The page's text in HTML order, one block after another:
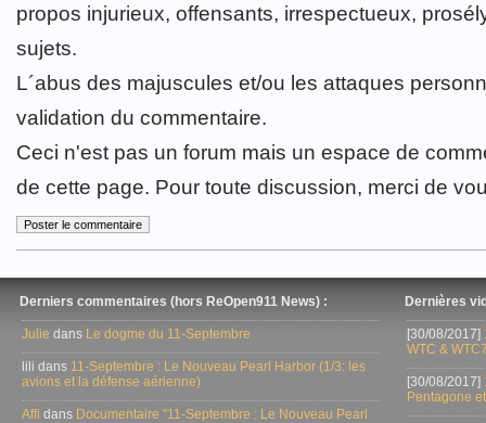
propos injurieux, offensants, irrespectueux,
sujets.
L´abus des majuscules et/ou les attaques
validation du commentaire.
Ceci n'est pas un forum mais un espace de
de cette page. Pour toute discussion, merci de
Derniers commentaires (hors ReOpen911 News) :
Julie dans Le dogme du 11-Septembre
lili dans 11-Septembre : Le Nouveau Pearl Harbor (1/3: les
avions et la défense aérienne)
Affi dans Documentaire "11-Septembre : Le Nouveau Pearl
Dernières
[30/08/2017]
WTC &
[30/08/2017]
Pentagone